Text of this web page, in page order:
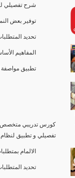
شرح تفصيلي
توفير بعض
تحديد
المفاهيم
تطبيق مواصفة الأيزو
كورس تدريبي متخصص
تفصيلي و تطبيق لنظام ادارة
الالمام بمتطلبات
تحديد